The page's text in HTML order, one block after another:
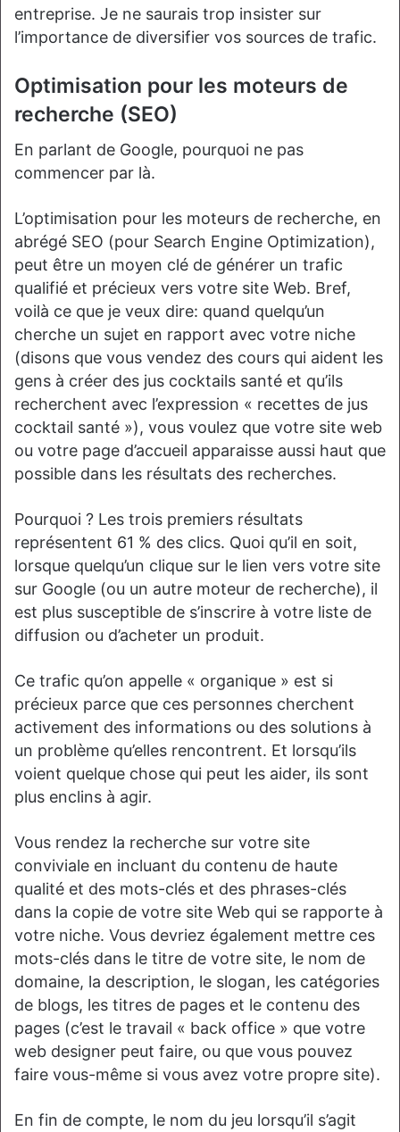
entreprise. Je ne saurais trop insister sur
l’importance de diversifier vos sources de trafic.
Optimisation pour les moteurs de
recherche (SEO)
En parlant de Google, pourquoi ne pas
commencer par là.
L’optimisation pour les moteurs de recherche, en
abrégé SEO (pour Search Engine Optimization),
peut être un moyen clé de générer un trafic
qualifié et précieux vers votre site Web. Bref,
voilà ce que je veux dire: quand quelqu’un
cherche un sujet en rapport avec votre niche
(disons que vous vendez des cours qui aident les
gens à créer des jus cocktails santé et qu’ils
recherchent avec l’expression « recettes de jus
cocktail santé »), vous voulez que votre site web
ou votre page d’accueil apparaisse aussi haut que
possible dans les résultats des recherches.
Pourquoi ? Les trois premiers résultats
représentent 61 % des clics. Quoi qu’il en soit,
lorsque quelqu’un clique sur le lien vers votre site
sur Google (ou un autre moteur de recherche), il
est plus susceptible de s’inscrire à votre liste de
diffusion ou d’acheter un produit.
Ce trafic qu’on appelle « organique » est si
précieux parce que ces personnes cherchent
activement des informations ou des solutions à
un problème qu’elles rencontrent. Et lorsqu’ils
voient quelque chose qui peut les aider, ils sont
plus enclins à agir.
Vous rendez la recherche sur votre site
conviviale en incluant du contenu de haute
qualité et des mots-clés et des phrases-clés
dans la copie de votre site Web qui se rapporte à
votre niche. Vous devriez également mettre ces
mots-clés dans le titre de votre site, le nom de
domaine, la description, le slogan, les catégories
de blogs, les titres de pages et le contenu des
pages (c’est le travail « back office » que votre
web designer peut faire, ou que vous pouvez
faire vous-même si vous avez votre propre site).
En fin de compte, le nom du jeu lorsqu’il s’agit